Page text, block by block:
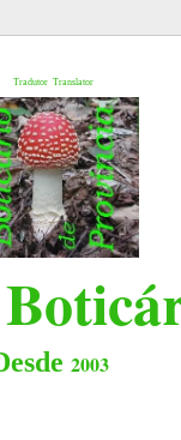
Tradutor Translator
2003